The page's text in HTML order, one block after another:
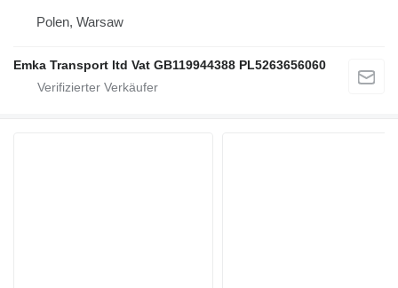
Polen, Warsaw
Emka Transport ltd Vat GB119944388 PL5263656060